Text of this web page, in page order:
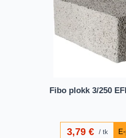
Fibo plokk 3/250
3,79€ tk